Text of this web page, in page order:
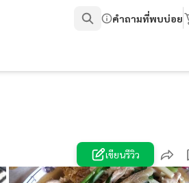
คำถามที่พบบ่อย
เขียนรีวิว